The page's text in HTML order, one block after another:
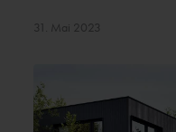
31. Mai 2023